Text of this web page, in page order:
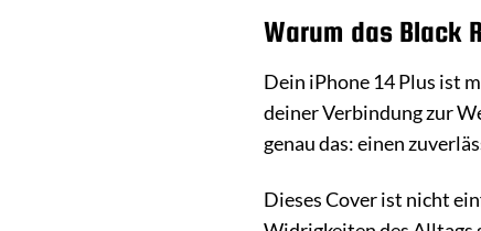
Warum das Black
Dein iPhone 14 Plus ist
deiner Verbindung zur
genau das: einen
Dieses Cover ist nicht